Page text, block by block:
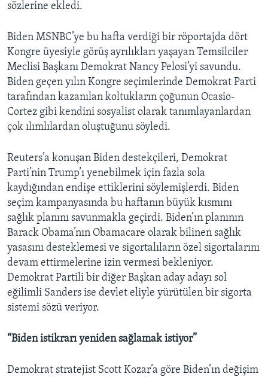
sözlerine ekledi.
Biden MSNBC’ye bu hafta verdiği bir röportajda dört
Kongre üyesiyle görüş ayrılıkları yaşayan Temsilciler
Meclisi Başkanı Demokrat Nancy Pelosi’yi savundu.
Biden geçen yılın Kongre seçimlerinde Demokrat Parti
tarafından kazanılan koltukların çoğunun Ocasio-
Cortez gibi kendini sosyalist olarak tanımlayanlardan
çok ılımlılardan oluştuğunu söyledi.
Reuters’a konuşan Biden destekçileri, Demokrat
Parti’nin Trump’ı yenebilmek için fazla sola
kaydığından endişe ettiklerini söylemişlerdi. Biden
seçim kampanyasında bu haftanın büyük kısmını
sağlık planını savunmakla geçirdi. Biden’ın planının
Barack Obama’nın Obamacare olarak bilinen sağlık
yasasını desteklemesi ve sigortalıların özel sigortalarını
devam ettirmelerine izin vermesi bekleniyor.
Demokrat Partili bir diğer Başkan aday adayı sol
eğilimli Sanders ise devlet eliyle yürütülen bir sigorta
sistemi sözü veriyor.
“Biden istikrarı yeniden sağlamak istiyor”
Demokrat stratejist Scott Kozar’a göre Biden’ın değişim